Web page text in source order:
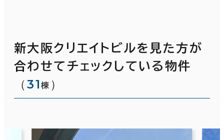
新大阪クリエイトビルを見た方が
合わせてチェックしている物件
（31棟 ）